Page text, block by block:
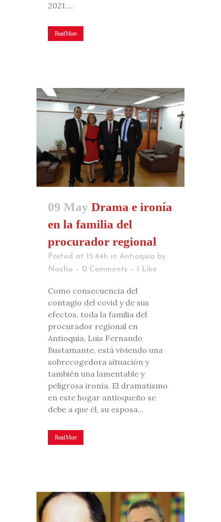
2021,...
Read More
09 May Drama e ironía
en la familia del
procurador regional
Posted at 15:44h in Antioquia by
Nacho
0 Comments 1 Like
Como consecuencia del
contagio del covid y de sus
efectos, toda la familia del
procurador regional en
Antioquia, Luis Fernando
Bustamante, está viviendo una
sobrecogedora situación y
también una lamentable y
peligrosa ironía. El dramatismo
en este hogar antioqueño se
debe a que él, su esposa...
Read More